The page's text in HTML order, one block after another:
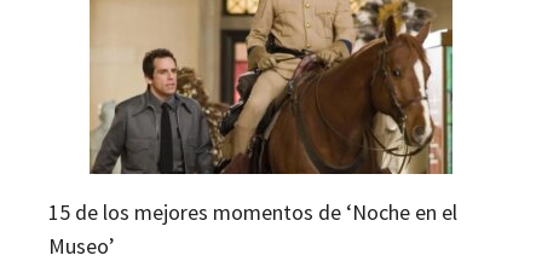
15 de los mejores momentos de ‘Noche en el
Museo’